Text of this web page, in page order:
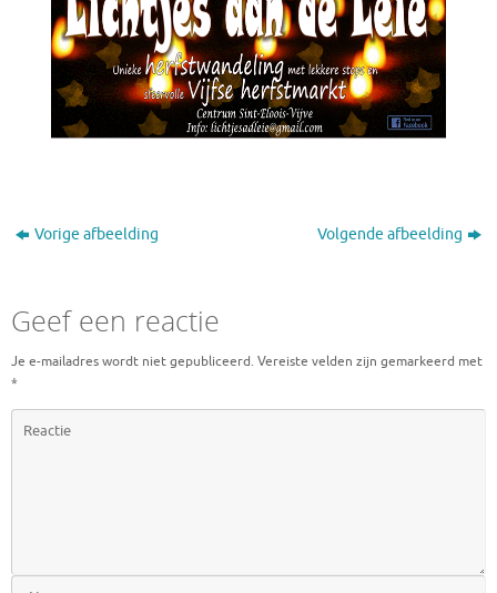
Vorige afbeelding Volgende afbeelding
Geef een reactie
Je e-mailadres wordt niet gepubliceerd. Vereiste velden zijn gemarkeerd met
*